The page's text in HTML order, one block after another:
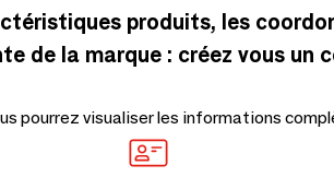
produits, les
de la marque : créez vous un
pourrez visualiser les informations